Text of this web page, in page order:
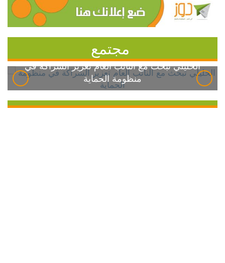
مجتمع
الخليلي تبحث مع النائب العام تعزيز الشراكة في
منظومة الحماية